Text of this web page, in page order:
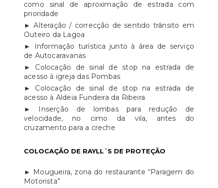
como sinal de aproximação de estrada com
prioridade
► Alteração / correcção de sentido trânsito em
Outeiro da Lagoa
► Informação turística junto à área de serviço
de Autocaravanas
► Colocação de sinal de stop na estrada de
acesso à igreja das Pombas
► Colocação de sinal de stop na estrada de
acesso à Aldeia Fundeira da Ribeira
► Inserção de lombas para redução de
velocidade, no cimo da vila, antes do
cruzamento para a creche
COLOCAÇÃO DE RAYLL´S DE PROTEÇÃO
► Mougueira, zona do restaurante “Paragem do
Motorista”